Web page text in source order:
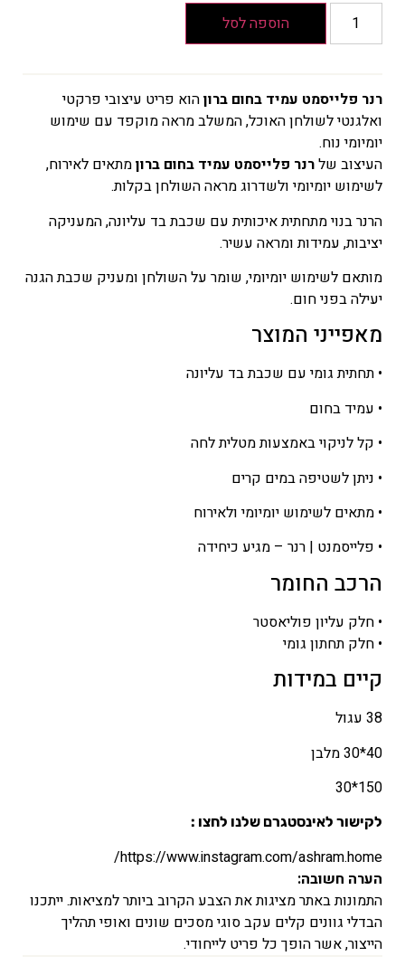
הוספה לסל
רנר פלייסמט עמיד בחום ברוןהוא פריט עיצובי פרקטי
ואלגנטי לשולחן האוכל, המשלב מראה מוקפד עם שימוש
יומיומי נוח.
העיצוב שלרנר פלייסמט עמיד בחום ברוןמתאים לאירוח,
לשימוש יומיומי ולשדרוג מראה השולחן בקלות.
הרנר בנוי מתחתית איכותית עם שכבת בד עליונה, המעניקה
יציבות, עמידות ומראה עשיר.
מותאם לשימוש יומיומי, שומר על השולחן ומעניק שכבת הגנה
יעילה בפני חום.
מאפייני המוצר
• תחתית גומי עם שכבת בד עליונה
• עמיד בחום
• קל לניקוי באמצעות מטלית לחה
• ניתן לשטיפה במים קרים
• מתאים לשימוש יומיומי ולאירוח
• פלייסמנט | רנר – מגיע כיחידה
הרכב החומר
• חלק עליון פוליאסטר
• חלק תחתון גומי
קיים במידות
38 עגול
40*30 מלבן
150*30
לקישור לאינסטגרם שלנו לחצו :
https://www.instagram.com/ashram.home/
הערה חשובה:
התמונות באתר מציגות את הצבע הקרוב ביותר למציאות. ייתכנו
הבדלי גוונים קלים עקב סוגי מסכים שונים ואופי תהליך
הייצור, אשר הופך כל פריט לייחודי.